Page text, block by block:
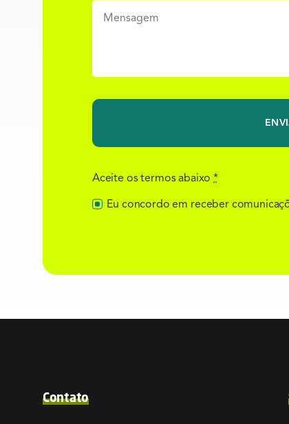
Aceite os termos abaixo*
Eu concordo em receber
Contato